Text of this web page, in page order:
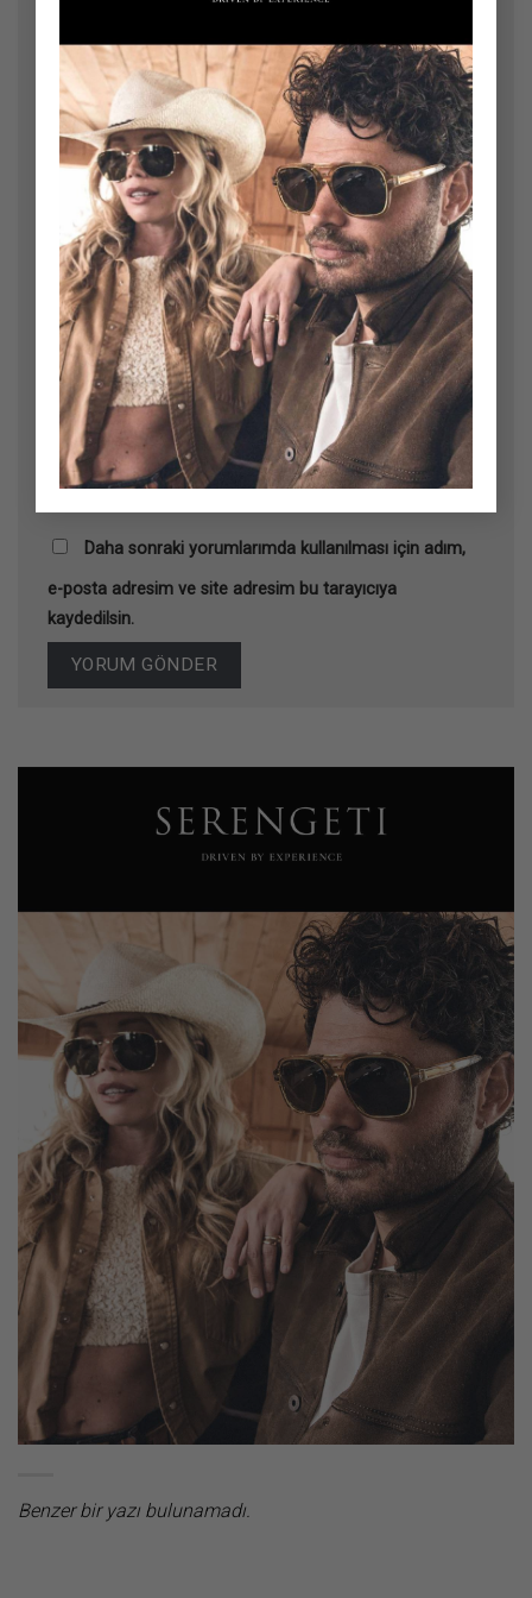
E-posta*
İnternet sitesi
Daha sonraki yorumlarımda kullanılması için adım,
e-posta adresim ve site adresim bu tarayıcıya
kaydedilsin.
Benzer bir yazı bulunamadı.